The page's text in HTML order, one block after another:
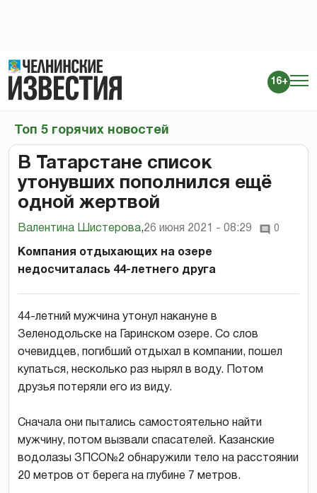
16+
Топ 5 горячих новостей
В Татарстане список
утонувших пополнился ещё
одной жертвой
Валентина Шистерова,26 июня 2021 - 08:29 0
Компания отдыхающих на озере
недосчиталась 44-летнего друга
44-летний мужчина утонул накануне в
Зеленодольске на Гаринском озере. Со слов
очевидцев, погибший отдыхал в компании, пошел
купаться, несколько раз нырял в воду. Потом
друзья потеряли его из виду.
Сначала они пытались самостоятельно найти
мужчину, потом вызвали спасателей. Казанские
водолазы ЗПСО№2 обнаружили тело на расстоянии
20 метров от берега на глубине 7 метров.